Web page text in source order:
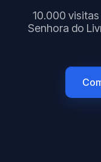
10.000
Senhora do